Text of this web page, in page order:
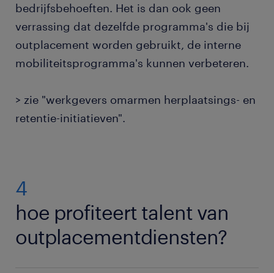
bedrijfsbehoeften. Het is dan ook geen
verrassing dat dezelfde programma's die bij
outplacement worden gebruikt, de interne
mobiliteitsprogramma's kunnen verbeteren.
> zie "werkgevers omarmen herplaatsings- en
retentie-initiatieven".
4
hoe profiteert talent van
outplacementdiensten?